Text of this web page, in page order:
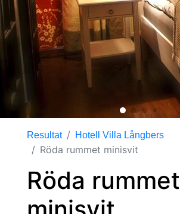
Resultat Hotell Villa Långbers
Röda rummet minisvit
Röda rummet